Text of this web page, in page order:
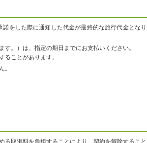
をした際に通知した代金が最終的な旅行代金となり
。）は、指定の期日までにお支払いください。
ることがあります。
。
取消料を負担することにより、契約を解除すること